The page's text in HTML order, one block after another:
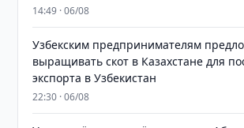
14:49 · 06/08
Узбекским предпринимателям
выращивать скот в Казахстане для
экспорта в Узбекистан
22:30 · 06/08